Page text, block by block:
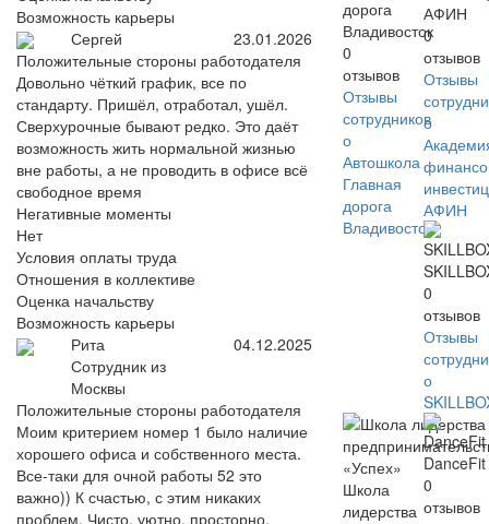
Возможность карьеры
Сергей
23.01.2026
Положительные стороны работодателя
Довольно чёткий график, все по
стандарту. Пришёл, отработал, ушёл.
Сверхурочные бывают редко. Это даёт
возможность жить нормальной жизнью
вне работы, а не проводить в офисе всё
свободное время
Негативные моменты
Нет
Условия оплаты труда
Отношения в коллективе
Оценка начальству
Возможность карьеры
Рита
Сотрудник из
Москвы
04.12.2025
Положительные стороны работодателя
Моим критерием номер 1 было наличие
хорошего офиса и собственного места.
Все-таки для очной работы 52 это
важно)) К счастью, с этим никаких
проблем. Чисто, уютно, просторно.
дорога
Владивосток
0
отзывов
Отзывы
сотрудников
о
Автошкола
Главная
дорога
Владивосток
АФИН
0
отзывов
Отзывы
о
АФИН
0
отзывов
Отзывы
о
Школа
лидерства
DanceFit
0
отзывов